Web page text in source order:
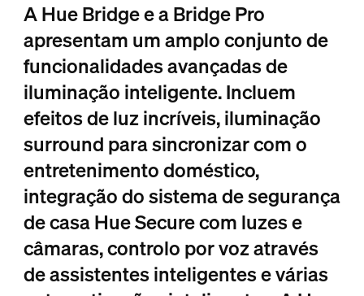
A Hue Bridge e a Bridge Pro
apresentam um amplo conjunto de
funcionalidades avançadas de
iluminação inteligente. Incluem
efeitos de luz incríveis, iluminação
surround para sincronizar com o
entretenimento doméstico,
integração do sistema de segurança
de casa Hue Secure com luzes e
câmaras, controlo por voz através
de assistentes inteligentes e várias